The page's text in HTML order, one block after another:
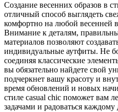
Создание весенних образов в
отличный способ выглядеть
комфортно на любой весенней
Внимание к деталям,
материалов позволяют
индивидуальные аутфиты. Не
соединяя классические
вы обязательно найдете свой
подчеркнет вашу красоту и
время обновлений и новых
стиле casual chic поможет вам
задачами и радоваться